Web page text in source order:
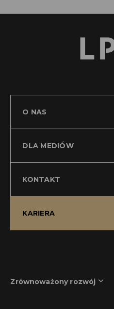
O NAS
DLA MEDIÓW
KONTAKT
KARIERA
Zrównoważony rozwój